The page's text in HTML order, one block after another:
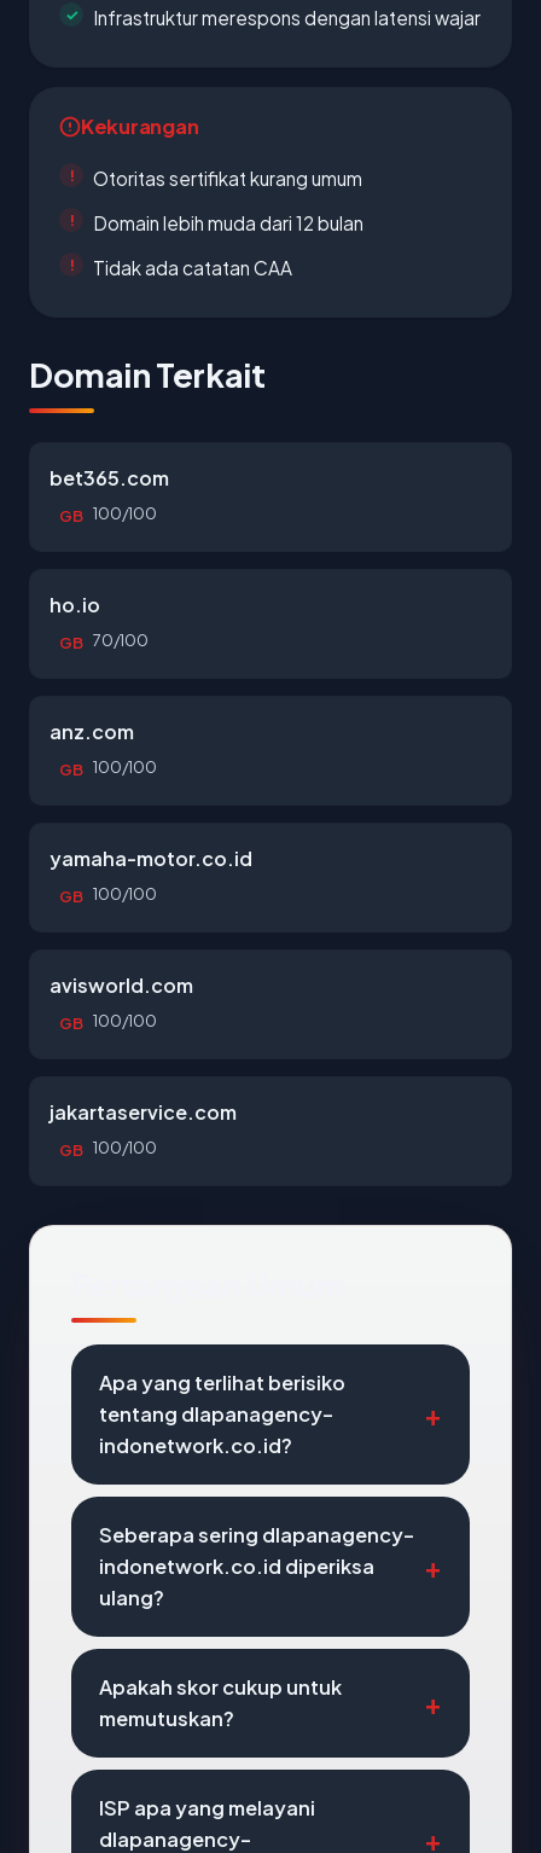
Infrastruktur merespons dengan latensi wajar
Kekurangan
Otoritas sertifikat kurang umum
Domain lebih muda dari 12 bulan
Tidak ada catatan CAA
Domain Terkait
bet365.com
GB 100/100
ho.io
GB 70/100
anz.com
GB 100/100
yamaha-motor.co.id
GB 100/100
avisworld.com
GB 100/100
jakartaservice.com
GB 100/100
Apa yang terlihat berisiko
tentang dlapanagency-
indonetwork.co.id?
Seberapa sering dlapanagency-
indonetwork.co.id diperiksa
ulang?
Apakah skor cukup untuk
memutuskan?
ISP apa yang melayani
dlapanagency-